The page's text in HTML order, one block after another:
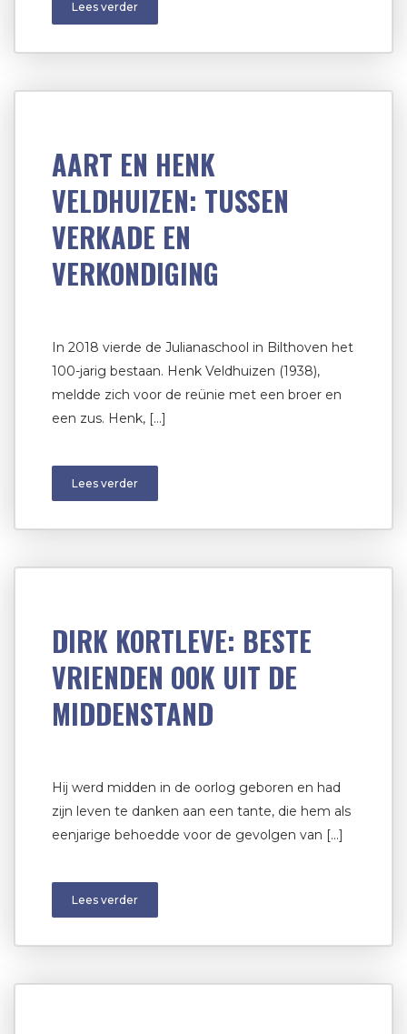
Lees verder
AART EN HENK
VELDHUIZEN: TUSSEN
VERKADE EN
VERKONDIGING
In 2018 vierde de Julianaschool in Bilthoven het
100-jarig bestaan. Henk Veldhuizen (1938),
meldde zich voor de reünie met een broer en
een zus. Henk, […]
Lees verder
DIRK KORTLEVE: BESTE
VRIENDEN OOK UIT DE
MIDDENSTAND
Hij werd midden in de oorlog geboren en had
zijn leven te danken aan een tante, die hem als
eenjarige behoedde voor de gevolgen van […]
Lees verder